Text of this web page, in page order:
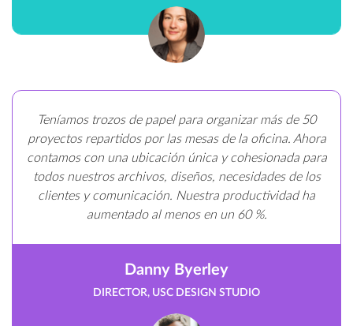
Teníamos trozos de papel para organizar más de 50
proyectos repartidos por las mesas de la oficina. Ahora
contamos con una ubicación única y cohesionada para
todos nuestros archivos, diseños, necesidades de los
clientes y comunicación. Nuestra productividad ha
aumentado al menos en un 60 %.
Danny Byerley
DIRECTOR, USC DESIGN STUDIO